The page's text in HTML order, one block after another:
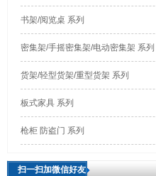
书架/阅览桌 系列
密集架/手摇密集架/电动密集架 系列
货架/轻型货架/重型货架 系列
板式家具 系列
枪柜 防盗门 系列
扫一扫加微信好友